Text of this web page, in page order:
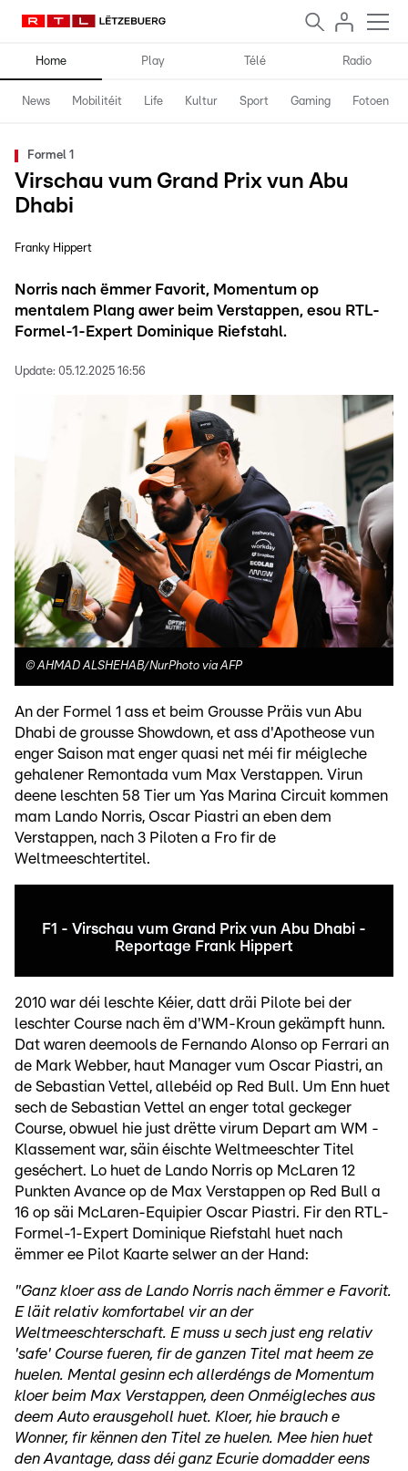
Home Play Télé Radio
News Mobilitéit Life Kultur Sport Gaming Fotoen
Formel 1
Virschau vum Grand Prix vun Abu
Dhabi
Franky Hippert
Norris nach ëmmer Favorit, Momentum op
mentalem Plang awer beim Verstappen, esou RTL-
Formel-1-Expert Dominique Riefstahl.
Update: 05.12.2025 16:56
©AHMAD ALSHEHAB/NurPhoto via AFP
An der Formel 1 ass et beim Grousse Präis vun Abu
Dhabi de grousse Showdown, et ass d'Apotheose vun
enger Saison mat enger quasi net méi fir méigleche
gehalener Remontada vum Max Verstappen. Virun
deene leschten 58 Tier um Yas Marina Circuit kommen
mam Lando Norris, Oscar Piastri an eben dem
Verstappen, nach 3 Piloten a Fro fir de
Weltmeeschtertitel.
F1 - Virschau vum Grand Prix vun Abu Dhabi -
Reportage Frank Hippert
2010 war déi leschte Kéier, datt dräi Pilote bei der
leschter Course nach ëm d'WM-Kroun gekämpft hunn.
Dat waren deemools de Fernando Alonso op Ferrari an
de Mark Webber, haut Manager vum Oscar Piastri, an
de Sebastian Vettel, allebéid op Red Bull. Um Enn huet
sech de Sebastian Vettel an enger total geckeger
Course, obwuel hie just drëtte virum Depart am WM -
Klassement war, säin éischte Weltmeeschter Titel
geséchert. Lo huet de Lando Norris op McLaren 12
Punkten Avance op de Max Verstappen op Red Bull a
16 op säi McLaren-Equipier Oscar Piastri. Fir den RTL-
Formel-1-Expert Dominique Riefstahl huet nach
ëmmer ee Pilot Kaarte selwer an der Hand:
"Ganz kloer ass de Lando Norris nach ëmmer e Favorit.
E läit relativ komfortabel vir an der
Weltmeeschterschaft. E muss u sech just eng relativ
'safe' Course fueren, fir de ganzen Titel mat heem ze
huelen. Mental gesinn ech allerdéngs de Momentum
kloer beim Max Verstappen, deen Onméigleches aus
deem Auto erausgeholl huet. Kloer, hie brauch e
Wonner, fir kënnen den Titel ze huelen. Mee hien huet
den Avantage, dass déi ganz Ecurie domadder eens